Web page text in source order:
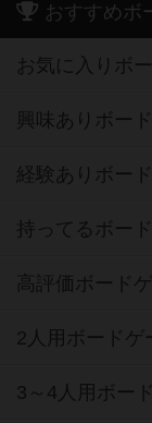
おすすめボ
お気に入りボ
興味ありボー
経験ありボー
持ってるボー
高評価ボード
2人用ボードゲ
3～4人用ボー